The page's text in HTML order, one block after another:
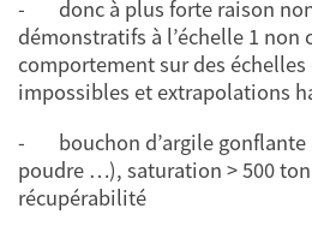
- donc à plus forte raison non
démonstratifs à l’échelle 1 non
comportement sur des
impossibles et extrapolations
- bouchon d’argile gonflante
poudre …), saturation > 500
récupérabilité